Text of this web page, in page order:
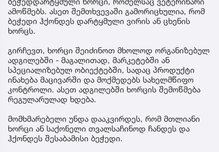
ამოწმებს. ასეთ შემთხვევაში გამორიცხულია, რომ
ბეჭედი ჰქონდეს დარტყმული ვირის ან ცხენის
ხორცს.
გირჩევთ, ხორცი შეიძინოთ მხოლოდ ორგანიზებულ
ადგილებში - მაგალითად, მარკეტებში ან
სპეციალიზებულ ობიექტებში, სადაც პროდუქტი
ინახება მაცივარში და მოქმედებს სახელმწიფო
კონტროლი. ასეთ ადგილებში ხორცის შემოწმება
რეგულარულად ხდება.
მომხმარებელი უნდა დააკვირდეს, რომ მთლიანი
ხორცი ან საქონელი თვალსაჩინოდ ჩანდეს და
ჰქონდეს შესაბამისი ბეჭედი.